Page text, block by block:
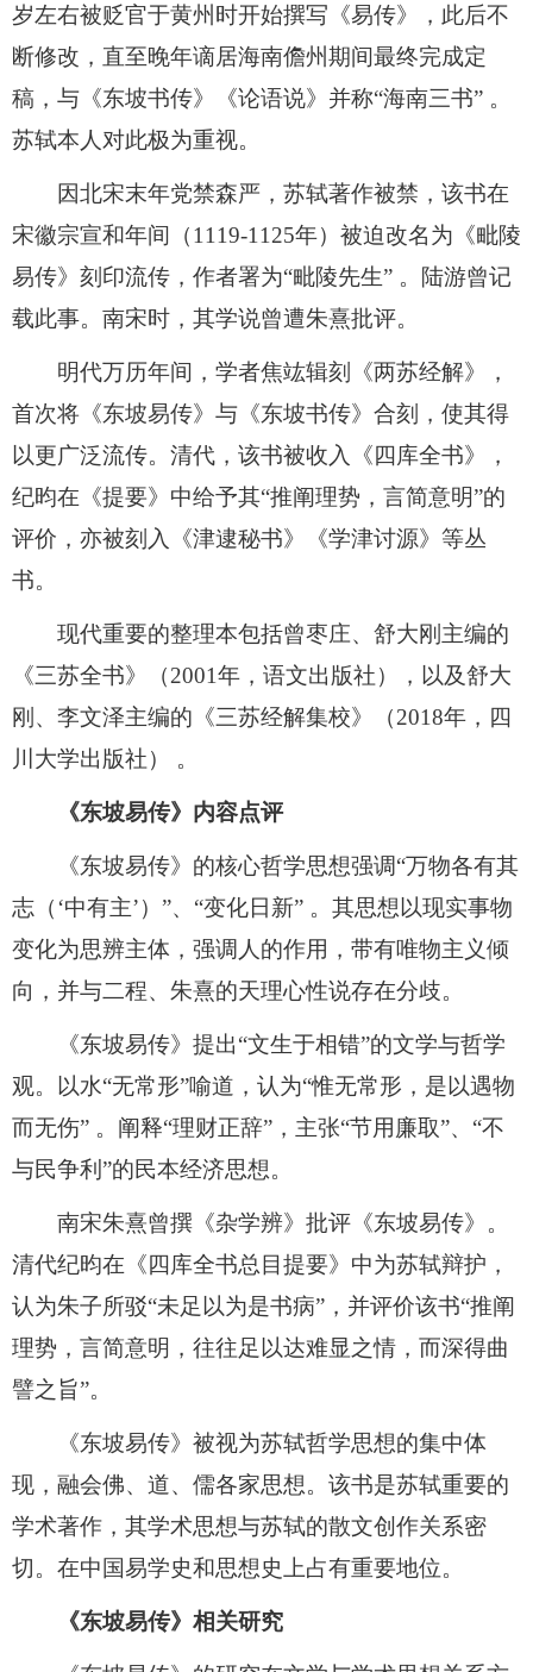
岁左右被贬官于黄州时开始撰写《易传》，此后不
断修改，直至晚年谪居海南儋州期间最终完成定
稿，与《东坡书传》《论语说》并称“海南三书” 。
苏轼本人对此极为重视。
因北宋末年党禁森严，苏轼著作被禁，该书在
宋徽宗宣和年间（1119-1125年）被迫改名为《毗陵
易传》刻印流传，作者署为“毗陵先生” 。陆游曾记
载此事。南宋时，其学说曾遭朱熹批评。
明代万历年间，学者焦竑辑刻《两苏经解》，
首次将《东坡易传》与《东坡书传》合刻，使其得
以更广泛流传。清代，该书被收入《四库全书》，
纪昀在《提要》中给予其“推阐理势，言简意明”的
评价，亦被刻入《津逮秘书》《学津讨源》等丛
书。
现代重要的整理本包括曾枣庄、舒大刚主编的
《三苏全书》（2001年，语文出版社），以及舒大
刚、李文泽主编的《三苏经解集校》（2018年，四
川大学出版社） 。
《东坡易传》内容点评
《东坡易传》的核心哲学思想强调“万物各有其
志（‘中有主’）”、“变化日新” 。其思想以现实事物
变化为思辨主体，强调人的作用，带有唯物主义倾
向，并与二程、朱熹的天理心性说存在分歧。
《东坡易传》提出“文生于相错”的文学与哲学
观。以水“无常形”喻道，认为“惟无常形，是以遇物
而无伤” 。阐释“理财正辞”，主张“节用廉取”、“不
与民争利”的民本经济思想。
南宋朱熹曾撰《杂学辨》批评《东坡易传》。
清代纪昀在《四库全书总目提要》中为苏轼辩护，
认为朱子所驳“未足以为是书病”，并评价该书“推阐
理势，言简意明，往往足以达难显之情，而深得曲
譬之旨”。
《东坡易传》被视为苏轼哲学思想的集中体
现，融会佛、道、儒各家思想。该书是苏轼重要的
学术著作，其学术思想与苏轼的散文创作关系密
切。在中国易学史和思想史上占有重要地位。
《东坡易传》相关研究